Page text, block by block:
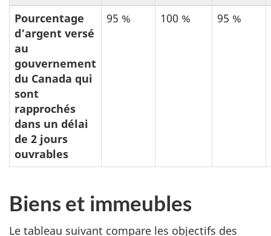
Pourcentage
d’argent versé
au
gouvernement
du Canada qui
sont
rapprochés
dans un délai
de 2 jours
ouvrables
95 % 100 % 95 %
Biens et immeubles
Le tableau suivant compare les objectifs des